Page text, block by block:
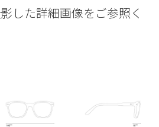
した詳細画像をご参照く